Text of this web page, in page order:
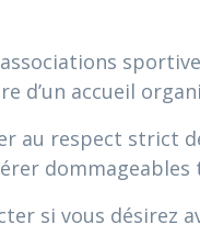
d’un accueil
au respect strict
si vous